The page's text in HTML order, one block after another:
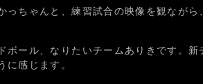
ちゃんと、練習試合の映像を観なが
ール、なりたいチームありきです。
に感じます。